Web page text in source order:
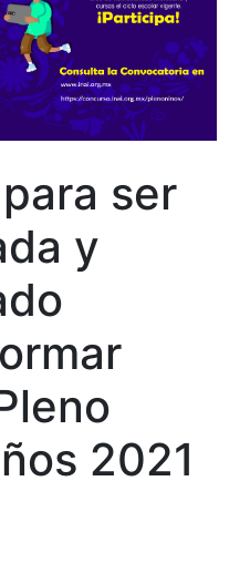
ser
y
2021